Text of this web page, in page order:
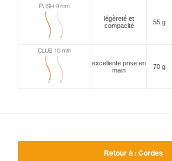
légèreté et
compacité
55 g
excellente prise en
main
70 g
Retour à : Cordes